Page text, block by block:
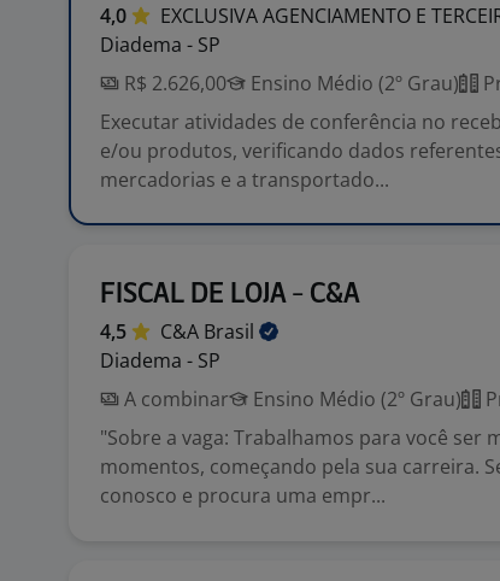
4,0 EXCLUSIVA AGENCIAMENTO E
Diadema - SP
R$ 2.626,00
Ensino Médio (2º Grau)
Executar atividades de conferência no
e/ou produtos, verificando dados
mercadorias e a transportado...
FISCAL DE LOJA - C&A
4,5 C&A Brasil
Diadema - SP
A combinar
Ensino Médio (2º Grau)
"Sobre a vaga: Trabalhamos para você ser
momentos, começando pela sua carreira.
conosco e procura uma empr...